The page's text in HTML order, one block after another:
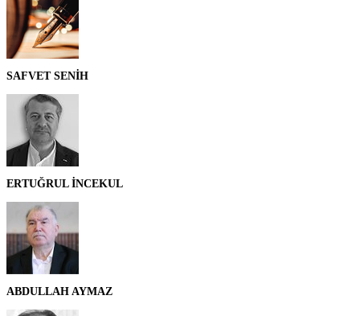
SAFVET SENİH
ERTUĞRUL İNCEKUL
ABDULLAH AYMAZ